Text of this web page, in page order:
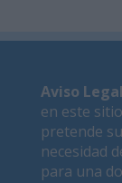
Aviso Legal
en este
pretende
necesidad
para una